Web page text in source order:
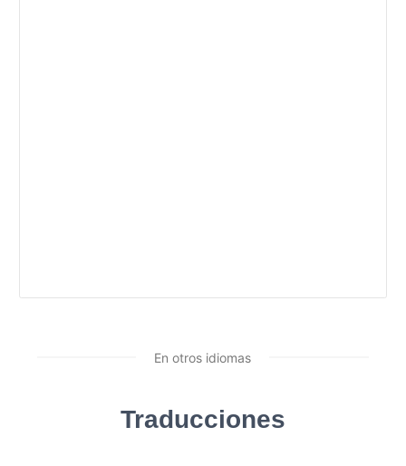
En otros idiomas
Traducciones